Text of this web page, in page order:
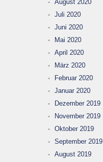
August 2020
Juli 2020
Juni 2020
Mai 2020
April 2020
März 2020
Februar 2020
Januar 2020
Dezember 2019
November 2019
Oktober 2019
September 2019
August 2019